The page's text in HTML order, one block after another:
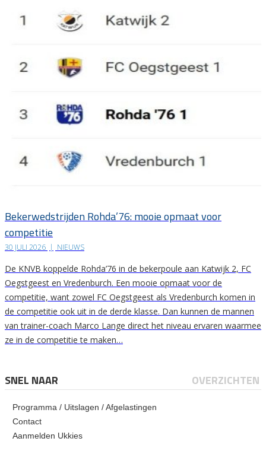
Bekerwedstrijden Rohda’76: mooie opmaat voor
competitie
30 JULI 2026 | NIEUWS
De KNVB koppelde Rohda’76 in de bekerpoule aan Katwijk 2, FC
Oegstgeest en Vredenburch. Een mooie opmaat voor de
competitie, want zowel FC Oegstgeest als Vredenburch komen in
de competitie ook uit in de derde klasse. Dan kunnen de mannen
van trainer-coach Marco Lange direct het niveau ervaren waarmee
ze in de competitie te maken…
SNEL NAAR OVERZICHTEN
Programma / Uitslagen / Afgelastingen
Contact
Aanmelden Ukkies